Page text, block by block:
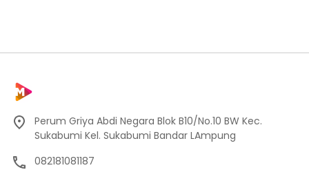
Perum Griya Abdi Negara Blok B10/No.10 BW Kec.
Sukabumi Kel. Sukabumi Bandar LAmpung
082181081187